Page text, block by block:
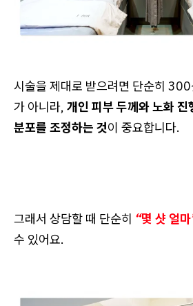
시술을 제대로 받으려면 단순히
가 아니라, 개인 피부 두께와 노화
분포를 조정하는 것이 중요합니다.
그래서 상담할 때 단순히 “몇 샷 얼
수 있어요.